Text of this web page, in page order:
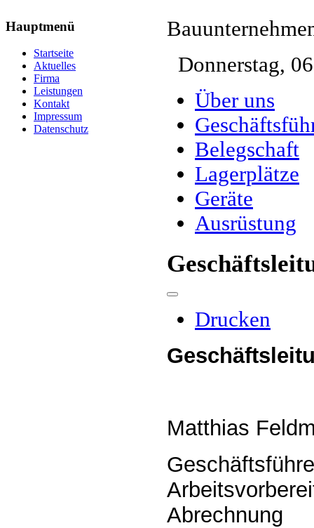
Hauptmenü
Startseite
Aktuelles
Firma
Leistungen
Kontakt
Impressum
Datenschutz
Donnerstag,
Über uns
Belegschaft
Lagerplätze
Geräte
Ausrüstung
Drucken
Matthias
Abrechnung